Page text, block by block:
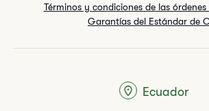
Términos y condiciones de las
Garantías del Estándar de
Ecuador